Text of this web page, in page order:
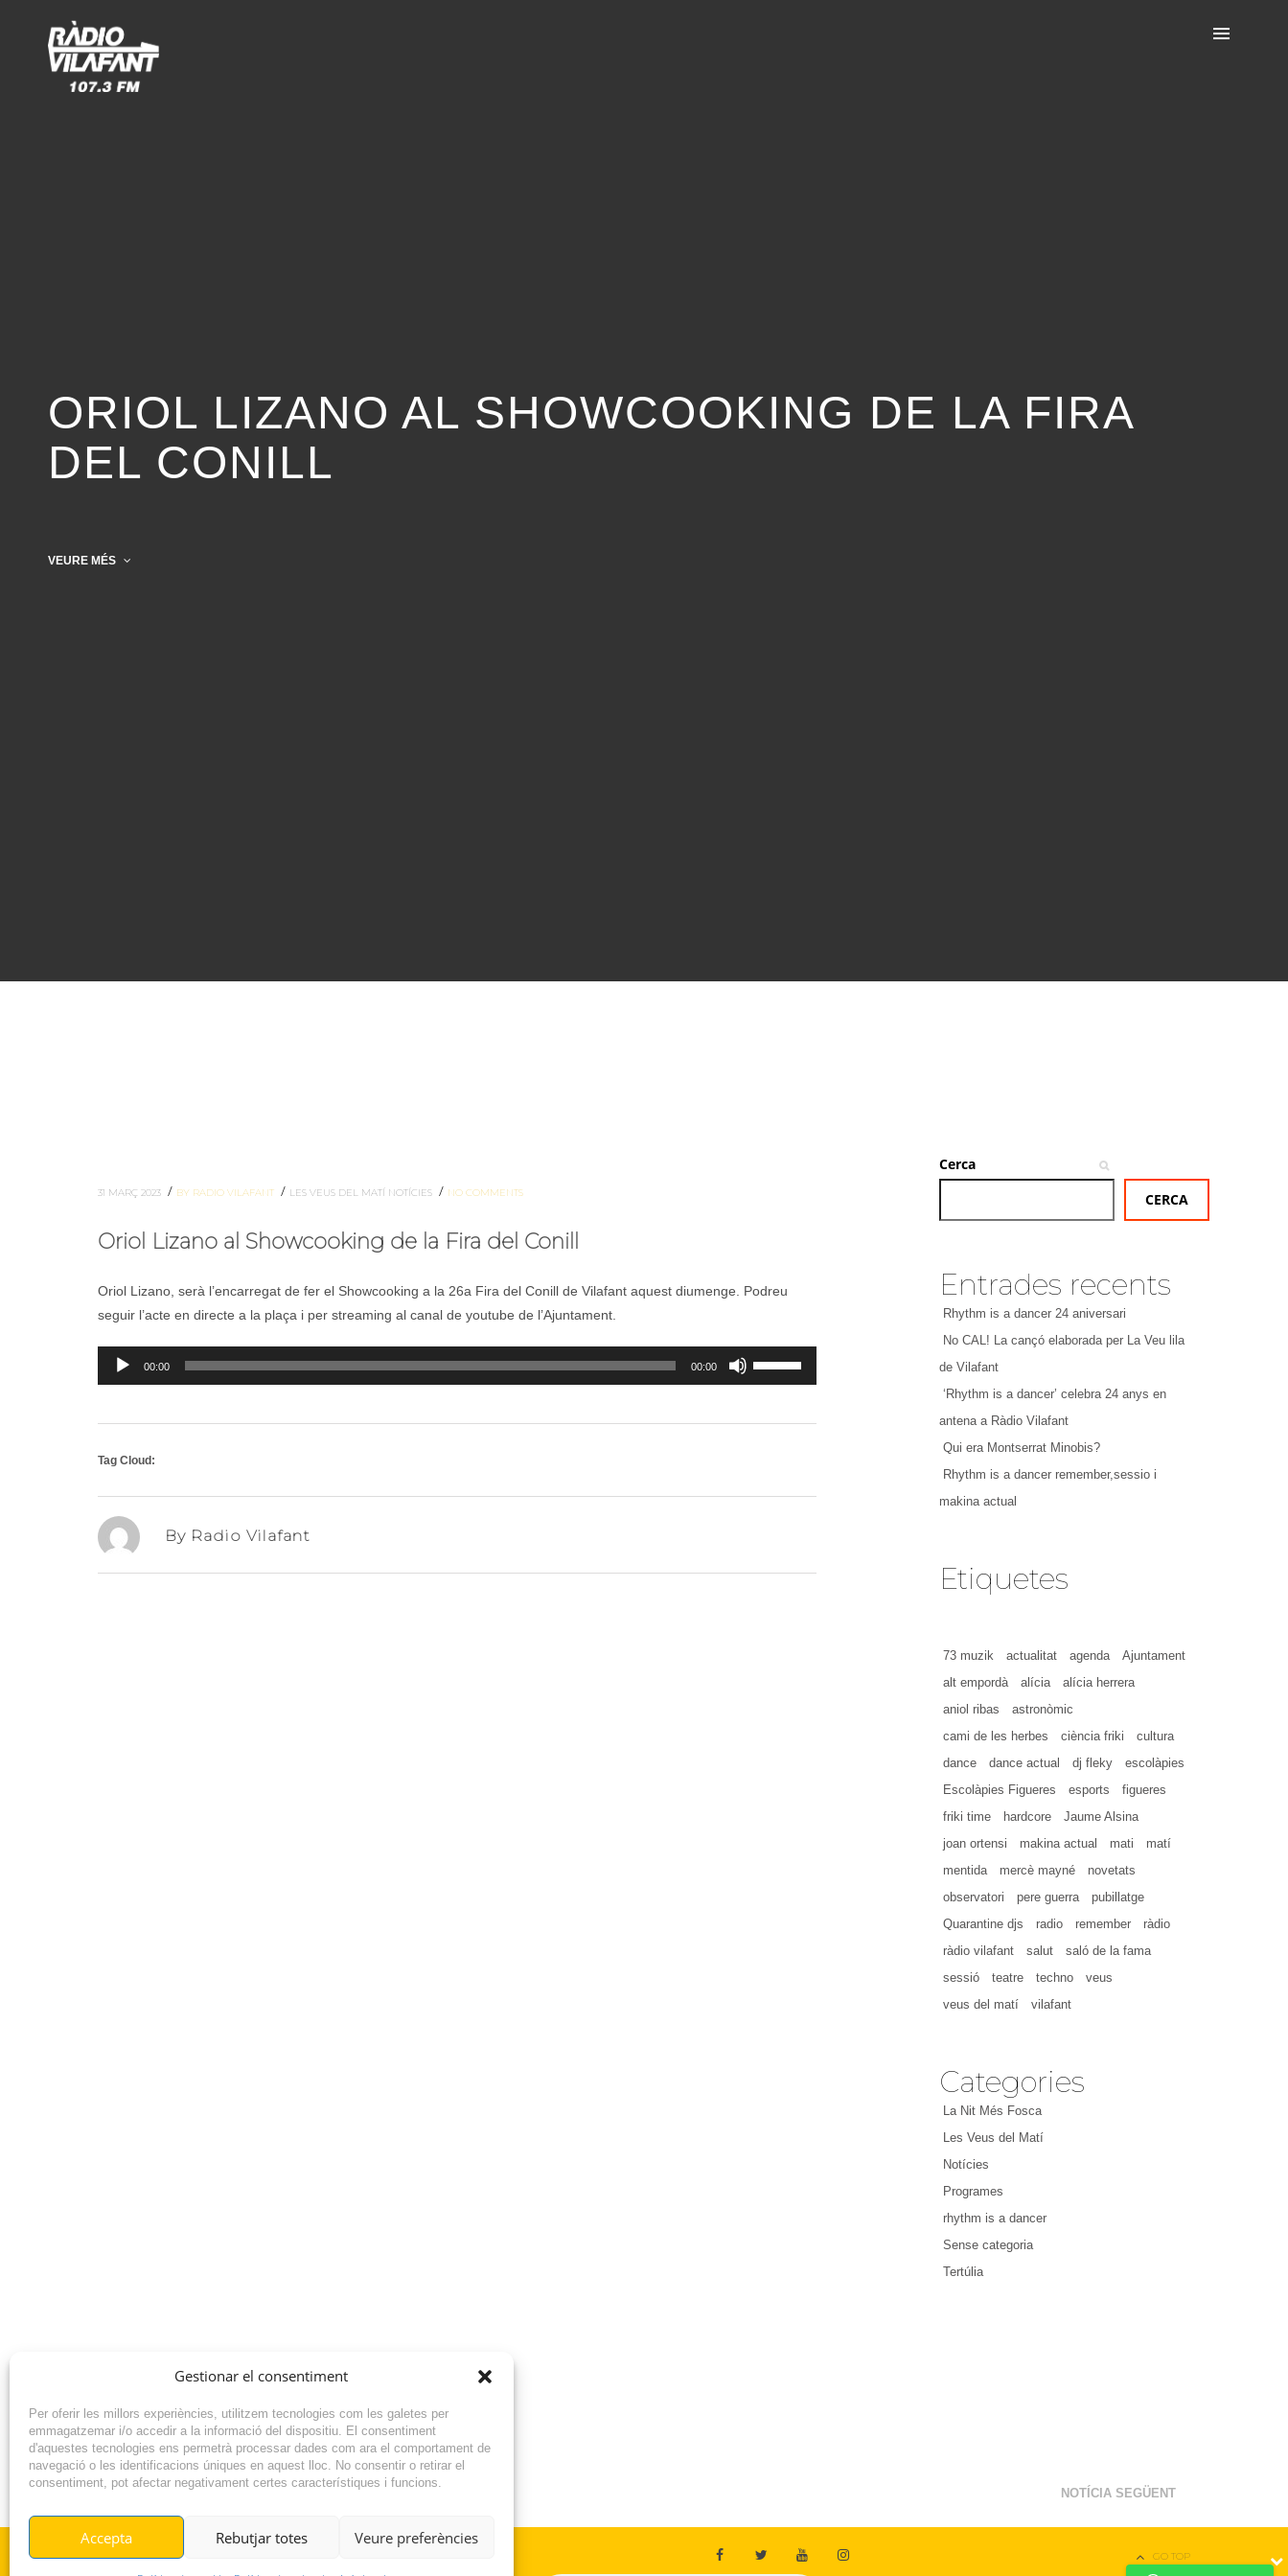
Gestionar el consentiment
Per oferir les millors experiències, utilitzem tecnologies com les galetes per
emmagatzemar i/o accedir a la informació del dispositiu. El consentiment
d'aquestes tecnologies ens permetrà processar dades com ara el comportament de
navegació o les identificacions úniques en aquest lloc. No consentir o retirar el
consentiment, pot afectar negativament certes característiques i funcions.
Accepta Rebutjar totes Veure preferències
ORIOL LIZANO AL SHOWCOOKING DE LA FIRA
DEL CONILL
VEURE MÉS
31 MARÇ 2023 / BY RADIO VILAFANT / LES VEUS DEL MATÍ NOTÍCIES / NO COMMENTS
Oriol Lizano al Showcooking de la Fira del Conill
Oriol Lizano, serà l’encarregat de fer el Showcooking a la 26a Fira del Conill de Vilafant aquest diumenge. Podreu
seguir l’acte en directe a la plaça i per streaming al canal de youtube de l’Ajuntament.
Reproductor
d'àudio
00:00 00:00
amunt/cap
incrementar
Tag Cloud:
By Radio Vilafant
Cerca
CERCA
Entrades recents
Rhythm is a dancer 24 aniversari
No CAL! La cançó elaborada per La Veu lila
de Vilafant
‘Rhythm is a dancer’ celebra 24 anys en
antena a Ràdio Vilafant
Qui era Montserrat Minobis?
Rhythm is a dancer remember,sessio i
makina actual
Etiquetes
73 muzik actualitat agenda
Ajuntament
alt empordà
alícia
alícia herrera
aniol ribas
astronòmic
cami de les herbes
ciència friki
cultura
dance
dance actual dj fleky
escolàpies
Escolàpies Figueres
esports
figueres
friki time
hardcore
Jaume Alsina
joan ortensi
makina actual mati
matí
mentida
mercè mayné
novetats
observatori
pere guerra
pubillatge
Quarantine djs
radio remember
ràdio
ràdio vilafant
salut
saló de la fama
sessió
teatre techno
veus
veus del matí
vilafant
Categories
La Nit Més Fosca
Les Veus del Matí
Notícies
Programes
rhythm is a dancer
Sense categoria
Tertúlia
NOTÍCIA ANTERIOR NOTÍCIA SEGÜENT
© RADIO VILAFANT 2024 GO TOP